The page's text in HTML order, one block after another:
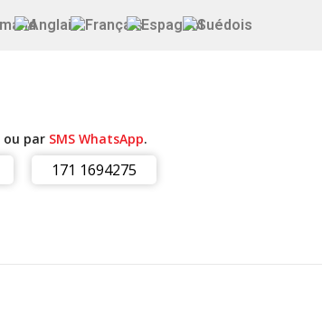
ou par SMS WhatsApp.
171 1694275